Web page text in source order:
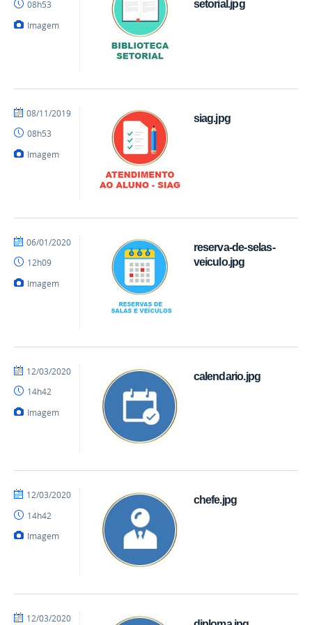
setorial.jpg
08h53
Imagem
siag.jpg
por
publicado
08/11/2019
08h53
Imagem
reserva-de-selas-
veiculo.jpg
por
publicado
06/01/2020
12h09
Imagem
calendario.jpg
por
publicado
12/03/2020
14h42
Imagem
chefe.jpg
por
publicado
12/03/2020
14h42
Imagem
por
publicado
12/03/2020